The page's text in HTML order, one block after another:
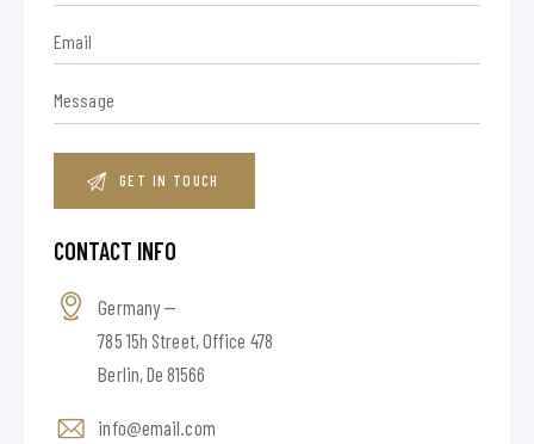
CONTACT INFO
Germany —
785 15h Street, Office 478
Berlin, De 81566
info@email.com